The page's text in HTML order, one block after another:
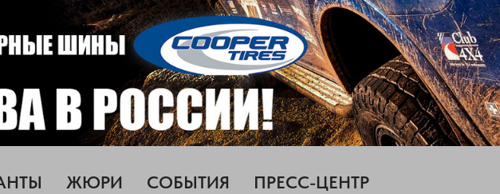
ЖЮРИ СОБЫТИЯ ПРЕСС-ЦЕНТР